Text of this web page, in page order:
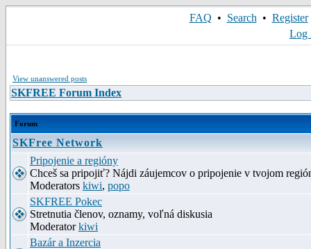
FAQ • Search • Register
Log
View unanswered posts
SKFREE Forum Index
Forum
SKFree Network
Pripojenie a regióny
Chceš sa pripojiť? Nájdi záujemcov o pripojenie v tvojom
Moderators kiwi, popo
SKFREE Pokec
Stretnutia členov, oznamy, voľná diskusia
Moderatorkiwi
Bazár a Inzercia